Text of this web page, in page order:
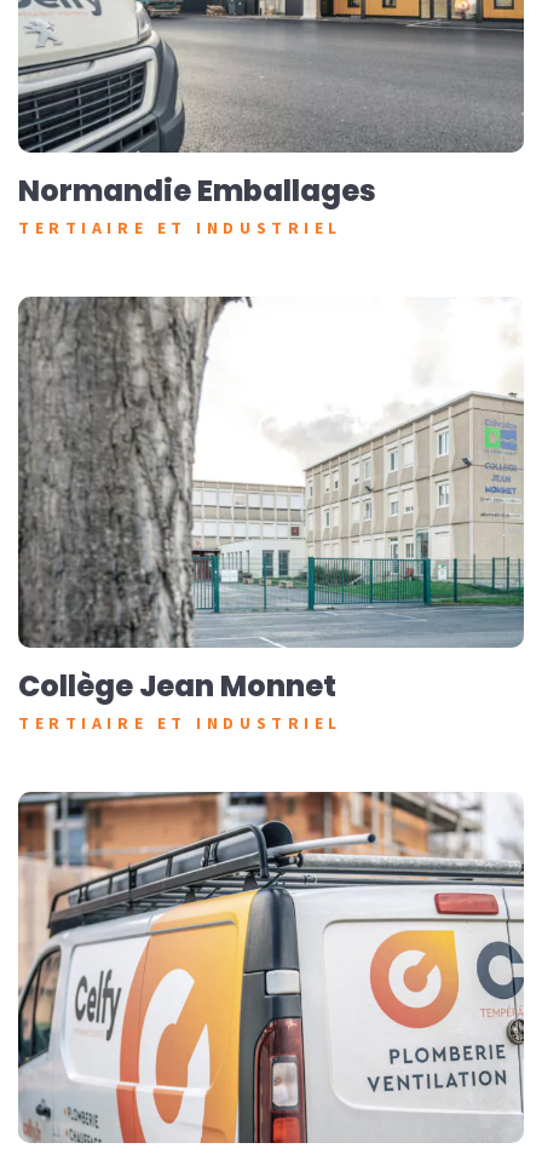
Normandie Emballages
TERTIAIRE ET INDUSTRIEL
Collège Jean Monnet
TERTIAIRE ET INDUSTRIEL